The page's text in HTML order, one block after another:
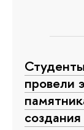
провели